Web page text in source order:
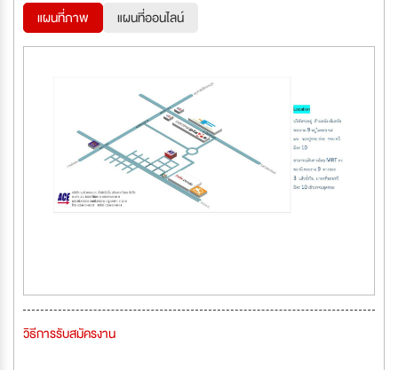
แผนที่ภาพ
แผนที่ออนไลน์
วิธีการรับสมัครงาน